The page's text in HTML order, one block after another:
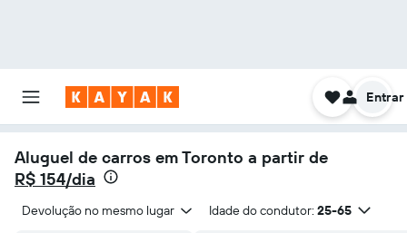
Entrar
Aluguel de carros em Toronto a partir de
R$ 154/dia
Devolução no mesmo lugar Idade do condutor: 25-65